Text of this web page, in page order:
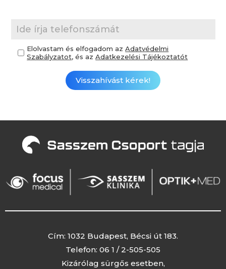
Elolvastam és elfogadom azAdatvédelmi
Szabályzatot, és azAdatkezelési Tájékoztatót
Cím: 1032 Budapest, Bécsi út 183.
Telefon: 06 1 / 2-505-505
Kizárólag sürgős esetben,